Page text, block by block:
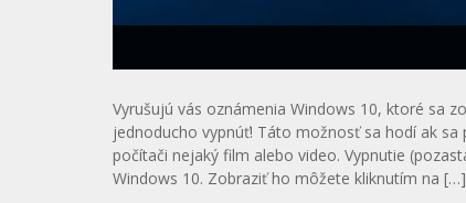
Vyrušujú vás oznámenia Windows 10, ktoré sa
jednoducho vypnúť! Táto možnosť sa hodí ak
počítači nejaký film alebo video. Vypnutie
Windows 10. Zobraziť ho môžete kliknutím na […]